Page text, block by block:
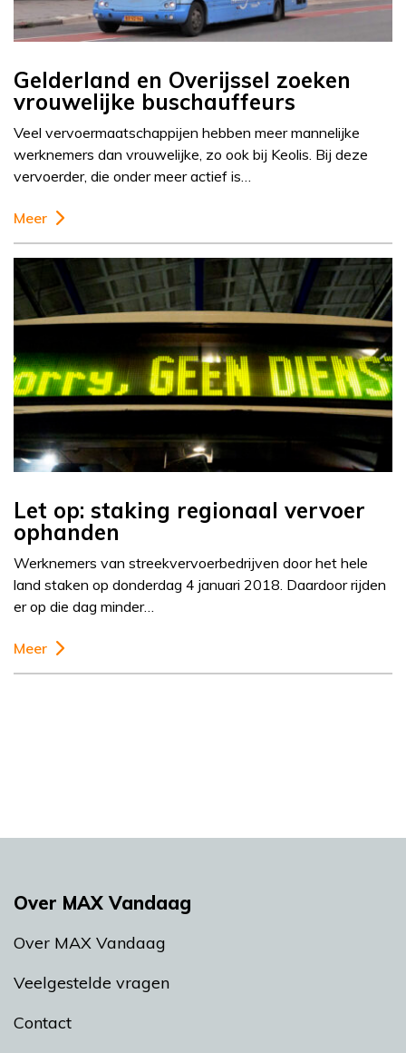
Gelderland en Overijssel zoeken
vrouwelijke buschauffeurs
Veel vervoermaatschappijen hebben meer mannelijke
werknemers dan vrouwelijke, zo ook bij Keolis. Bij deze
vervoerder, die onder meer actief is…
Meer
Let op: staking regionaal vervoer
ophanden
Werknemers van streekvervoerbedrijven door het hele
land staken op donderdag 4 januari 2018. Daardoor rijden
er op die dag minder…
Meer
Over MAX Vandaag
Over MAX Vandaag
Veelgestelde vragen
Contact